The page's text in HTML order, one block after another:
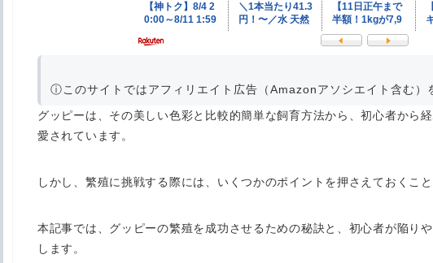
ⓘこのサイトではアフィリエイト広告（Amazonアソシエイト含む）
グッピーは、その美しい色彩と比較的簡単な飼育方法から、初心者から
愛されています。
しかし、繁殖に挑戦する際には、いくつかのポイントを押さえておくこ
本記事では、グッピーの繁殖を成功させるための秘訣と、初心者が陥り
します。